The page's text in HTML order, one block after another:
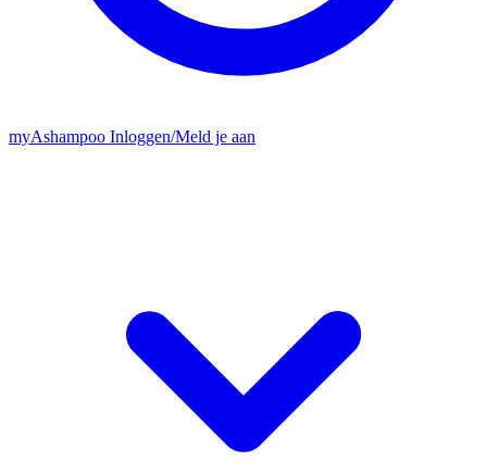
myAshampoo Inloggen/Meld je aan